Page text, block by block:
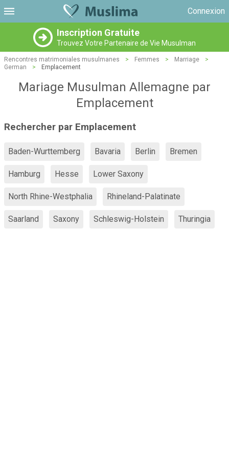
Connexion
Inscription Gratuite
Trouvez Votre Partenaire de Vie Musulman
Rencontres matrimoniales musulmanes > Femmes > Marriage
>
German
> Emplacement
Mariage Musulman Allemagne par
Emplacement
Rechercher par Emplacement
Baden-Wurttemberg Bavaria Berlin Bremen
Hamburg Hesse Lower Saxony
North Rhine-Westphalia Rhineland-Palatinate
Saarland Saxony Schleswig-Holstein Thuringia